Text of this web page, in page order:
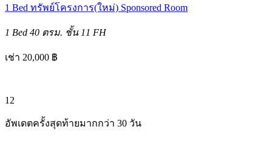
1 Bed ทรัพย์โครงการ(ใหม่) Sponsored Room
1 Bed 40 ตรม. ชั้น 11 FH
เช่า 20,000 ฿
12
อัพเดตครั้งสุดท้ายมากกว่า 30 วัน